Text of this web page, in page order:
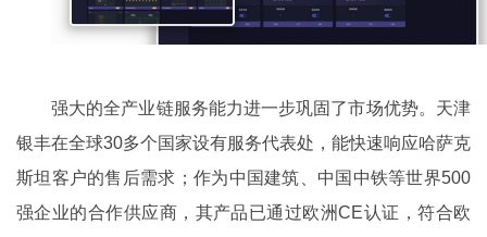
强大的全产业链服务能力进一步巩固了市场优势。天津
银丰在全球30多个国家设有服务代表处，能快速响应哈萨克
斯坦客户的售后需求；作为中国建筑、中国中铁等世界500
强企业的合作供应商，其产品已通过欧洲CE认证，符合欧